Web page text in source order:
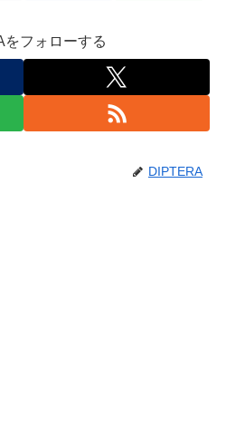
をフォローする
DIPTERA